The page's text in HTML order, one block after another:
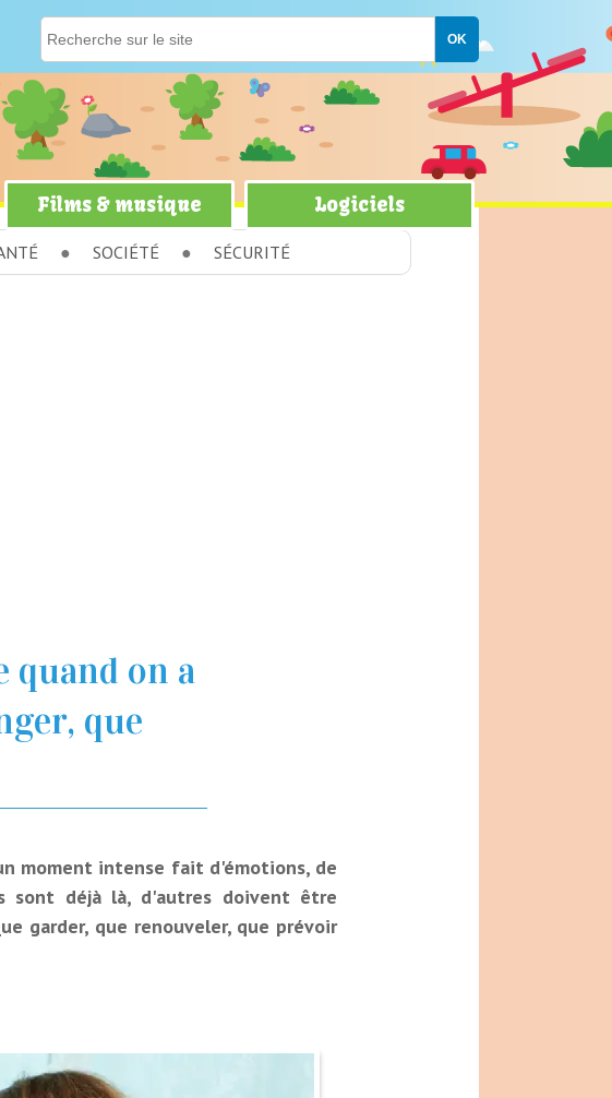
Films & musique Logiciels
SOCIÉTÉ SÉCURITÉ
quand on a
que
moment intense fait d'émotions, de
sont déjà là, d'autres doivent être
garder, que renouveler, que prévoir